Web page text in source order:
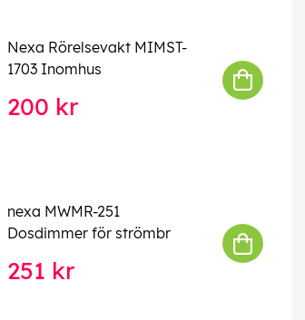
Nexa Rörelsevakt MIMST-
1703 Inomhus
200 kr
nexa MWMR-251
Dosdimmer för strömbr
251 kr